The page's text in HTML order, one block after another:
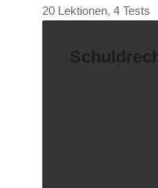
20 Lektionen, 4 Tests